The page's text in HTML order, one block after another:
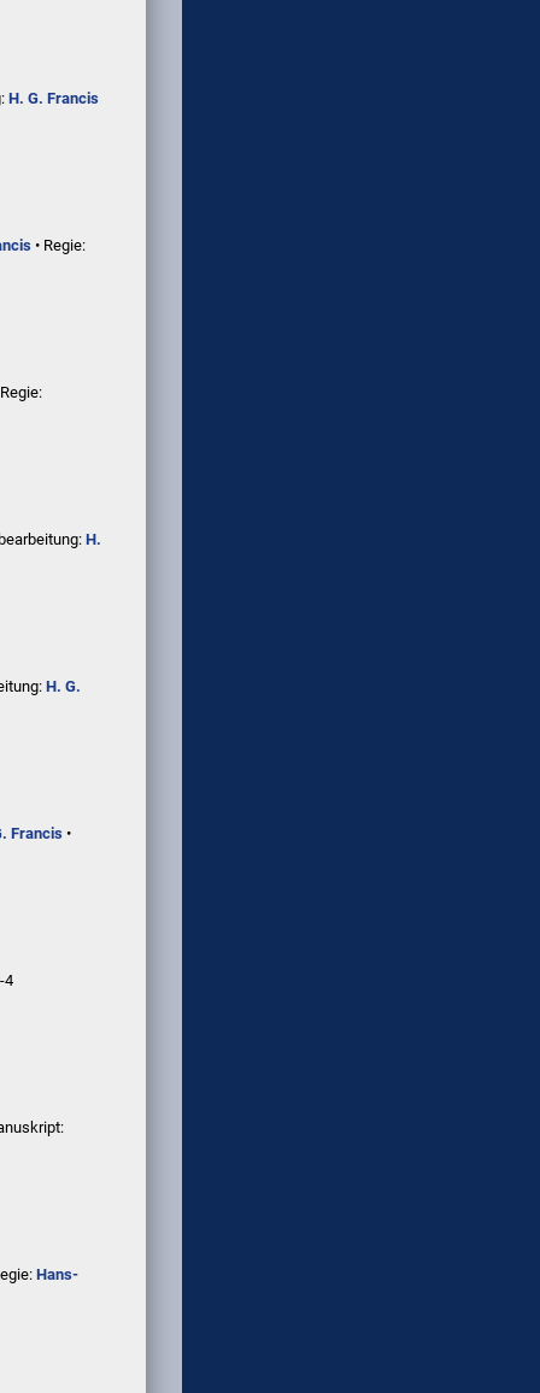
H. G. Francis
• Regie:
Regie:
H.
H. G.
Francis•
4
Hans-